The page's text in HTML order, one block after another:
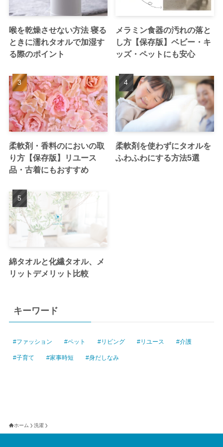
喉を乾燥させない方法 寝る
ときに濡れタオルで加湿す
る際のポイント
メラミン食器の汚れの落と
し方【保存版】ベビー・キ
ッズ・ペットにも安心
柔軟剤・香料のにおいの取
り方【保存版】リユース
品・古着にもおすすめ
柔軟剤を使わずにタオルを
ふわふわにする方法5選
綿タオルと化繊タオル、メ
リットデメリット比較
キーワード
ファッション ペット リビング リユース 介護
子育て 家事時短 身だしなみ
ホーム 洗濯